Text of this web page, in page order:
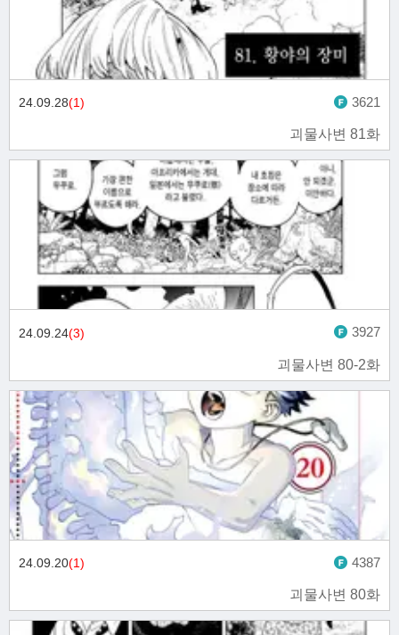
괴물사변 81화
24.09.28(1) 3621
괴물사변 80-2화
24.09.24(3) 3927
괴물사변 80화
24.09.20(1) 4387